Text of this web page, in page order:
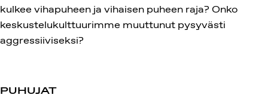
kulkee vihapuheen ja vihaisen puheen raja? Onko
keskustelukulttuurimme muuttunut pysyvästi
aggressiiviseksi?
PUHUJAT